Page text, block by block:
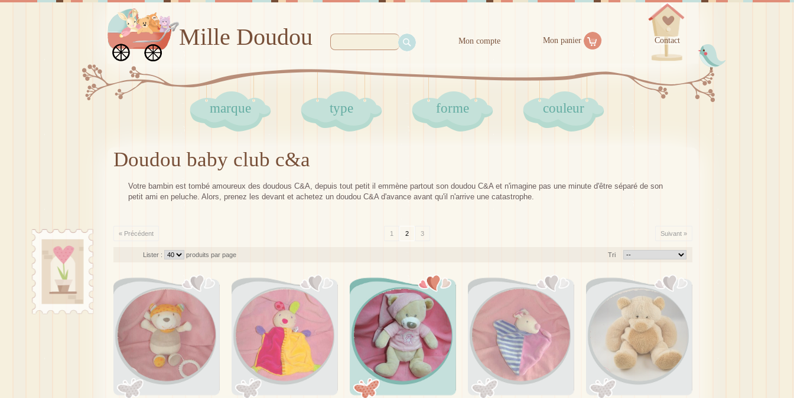
Mille Doudou Mon compte Mon panier Contact
marque type forme couleur
Doudou baby club c&a
Votre bambin est tombé amoureux des doudous C&A, depuis tout petit il emmène partout son doudou C&A et n'imagine pas une minute d'être séparé de son
petit ami en peluche. Alors, prenez les devant et achetez un doudou C&A d'avance avant qu'il n'arrive une catastrophe.
« Précédent 1 2 3 Suivant »
Tri
Lister : produits par page